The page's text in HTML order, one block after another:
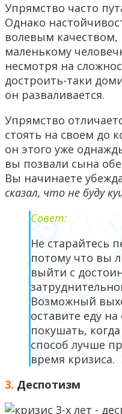
Упрямство часто
Однако
волевым качеством,
маленькому
несмотря на
достроить-таки
он разваливается.
Упрямство
стоять на своем до
он этого уже
вы позвали сына
Вы начинаете
сказал, что не буду
Совет:
Не старайтесь
потому что вы
выйти с
Возможный
оставите еду
покушать,
способ лучше
время кризиса.
3. Деспотизм